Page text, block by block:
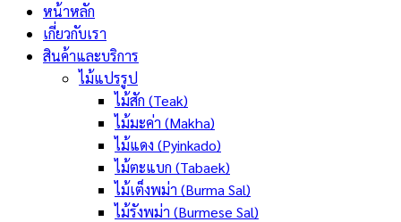
หน้าหลัก
เกี่ยวกับเรา
สินค้าและบริการ
ไม้แปรรูป
ไม้สัก (Teak)
ไม้มะค่า (Makha)
ไม้แดง (Pyinkado)
ไม้ตะแบก (Tabaek)
ไม้เต็งพม่า (Burma Sal)
ไม้รังพม่า (Burmese Sal)